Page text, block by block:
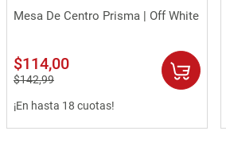
Vista rápida
Mesa De Centro Prisma | Off White
$114,00
$142,99
¡En hasta 18 cuotas!